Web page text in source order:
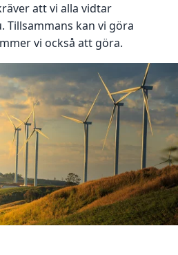
att vi alla vidtar
Tillsammans kan vi göra
vi också att göra.